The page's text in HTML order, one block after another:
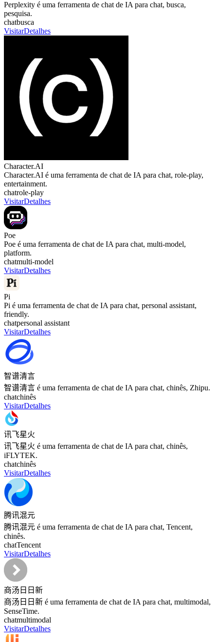
Perplexity é uma ferramenta de chat de IA para chat, busca,
pesquisa.
chatbusca
VisitarDetalhes
Character.AI
Character.AI é uma ferramenta de chat de IA para chat, role‑play,
entertainment.
chatrole‑play
VisitarDetalhes
Poe
Poe é uma ferramenta de chat de IA para chat, multi‑model,
platform.
chatmulti‑model
VisitarDetalhes
Pi
Pi é uma ferramenta de chat de IA para chat, personal assistant,
friendly.
chatpersonal assistant
VisitarDetalhes
智谱清言
智谱清言 é uma ferramenta de chat de IA para chat, chinês, Zhipu.
chatchinês
VisitarDetalhes
讯飞星火
讯飞星火 é uma ferramenta de chat de IA para chat, chinês,
iFLYTEK.
chatchinês
VisitarDetalhes
腾讯混元
腾讯混元 é uma ferramenta de chat de IA para chat, Tencent,
chinês.
chatTencent
VisitarDetalhes
商汤日日新
商汤日日新 é uma ferramenta de chat de IA para chat, multimodal,
SenseTime.
chatmultimodal
VisitarDetalhes